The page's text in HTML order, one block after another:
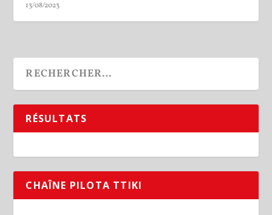
13/08/2023
RÉSULTATS
CHAÎNE PILOTA TTIKI